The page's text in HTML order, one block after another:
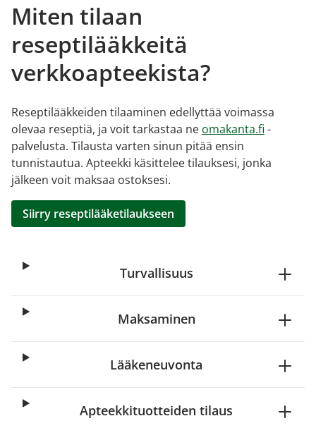
Miten tilaan
reseptilääkkeitä
verkkoapteekista?
Reseptilääkkeiden tilaaminen edellyttää voimassa
olevaa reseptiä, ja voit tarkastaa ne omakanta.fi -
palvelusta. Tilausta varten sinun pitää ensin
tunnistautua. Apteekki käsittelee tilauksesi, jonka
jälkeen voit maksaa ostoksesi.
Siirry reseptilääketilaukseen
Turvallisuus
Maksaminen
Lääkeneuvonta
Apteekkituotteiden tilaus